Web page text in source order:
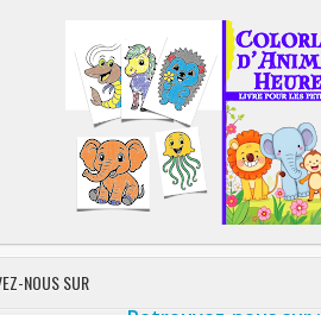
NOUS SUR